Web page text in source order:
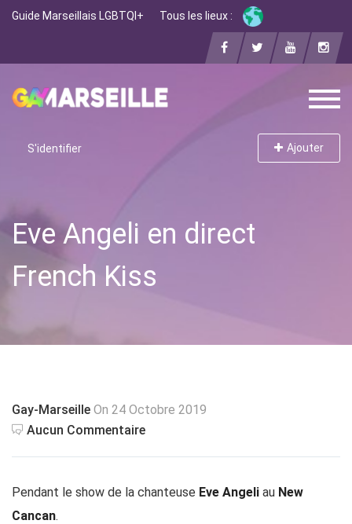
Guide Marseillais LGBTQI+ Tous les lieux :
S'identifier Ajouter
Eve Angeli en direct
French Kiss
Gay-Marseille On 24 Octobre 2019
Aucun Commentaire
Pendant le show de la chanteuse Eve Angeli au New
Cancan.